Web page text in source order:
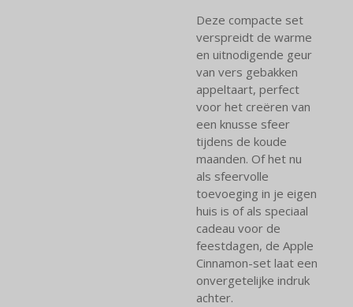
Deze compacte set
verspreidt de warme
en uitnodigende geur
van vers gebakken
appeltaart, perfect
voor het creëren van
een knusse sfeer
tijdens de koude
maanden. Of het nu
als sfeervolle
toevoeging in je eigen
huis is of als speciaal
cadeau voor de
feestdagen, de Apple
Cinnamon-set laat een
onvergetelijke indruk
achter.